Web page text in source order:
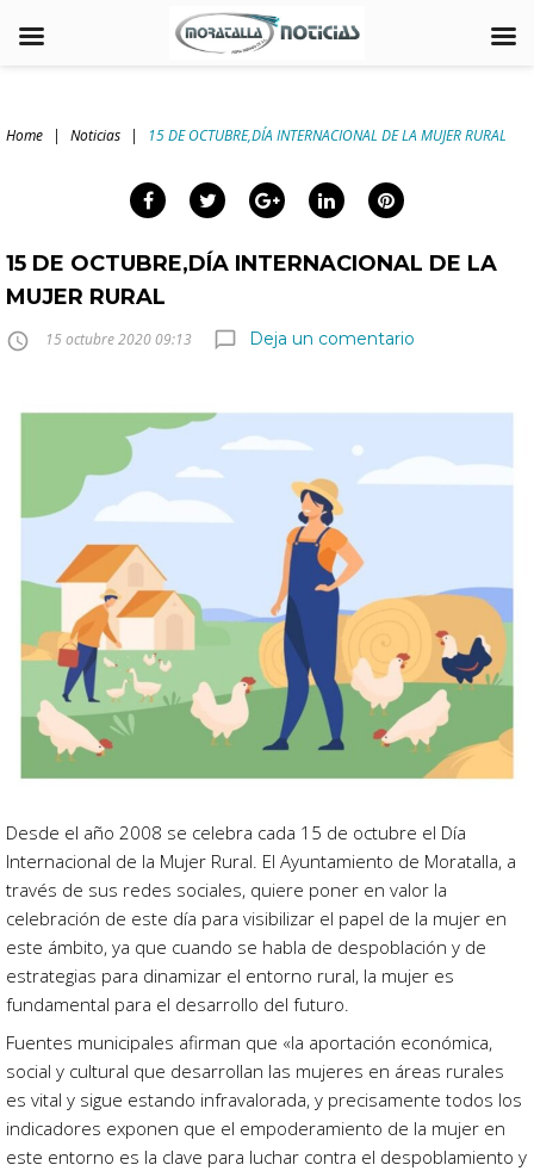
toHome | Noticias | 15 DE OCTUBRE,DÍA INTERNACIONAL DE LA MUJER RURAL
FacebookTwitterGoogle+LinkedInPinterest
15 DE OCTUBRE,DÍA INTERNACIONAL DE LA
MUJER RURAL
access_time 15 octubre 2020 09:13 chat_bubble_outline Deja un comentario
Desde el año 2008 se celebra cada 15 de octubre el Día
Internacional de la Mujer Rural. El Ayuntamiento de Moratalla, a
través de sus redes sociales, quiere poner en valor la
celebración de este día para visibilizar el papel de la mujer en
este ámbito, ya que cuando se habla de despoblación y de
estrategias para dinamizar el entorno rural, la mujer es
fundamental para el desarrollo del futuro.
Fuentes municipales afirman que «la aportación económica,
social y cultural que desarrollan las mujeres en áreas rurales
es vital y sigue estando infravalorada, y precisamente todos los
indicadores exponen que el empoderamiento de la mujer en
este entorno es la clave para luchar contra el despoblamiento y